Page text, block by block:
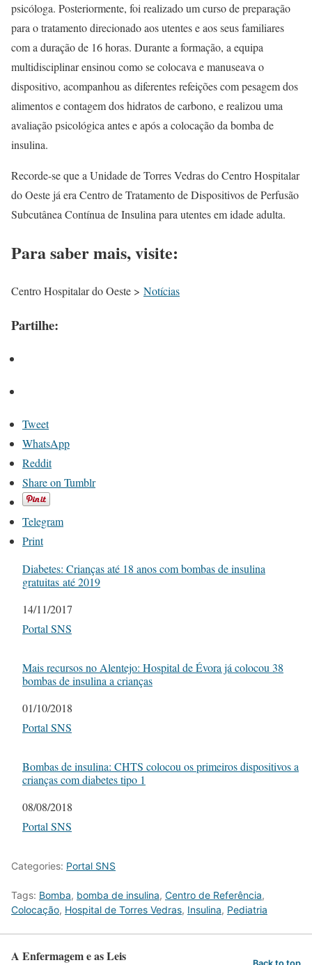
psicóloga. Posteriormente, foi realizado um curso de preparação
para o tratamento direcionado aos utentes e aos seus familiares
com a duração de 16 horas. Durante a formação, a equipa
multidisciplinar ensinou como se colocava e manuseava o
dispositivo, acompanhou as diferentes refeições com pesagem dos
alimentos e contagem dos hidratos de carbono, e realizou uma
avaliação psicológica antes e após a colocação da bomba de
insulina.
Recorde-se que a Unidade de Torres Vedras do Centro Hospitalar
do Oeste já era Centro de Tratamento de Dispositivos de Perfusão
Subcutânea Contínua de Insulina para utentes em idade adulta.
Para saber mais, visite:
Centro Hospitalar do Oeste > Notícias
Partilhe:
Tweet
WhatsApp
Reddit
Share on Tumblr
Telegram
Print
Diabetes: Crianças até 18 anos com bombas de insulina
gratuitas até 2019
Date
14/11/2017
In relation to
Portal SNS
Mais recursos no Alentejo: Hospital de Évora já colocou 38
bombas de insulina a crianças
Date
01/10/2018
In relation to
Portal SNS
Bombas de insulina: CHTS colocou os primeiros dispositivos a
crianças com diabetes tipo 1
Date
08/08/2018
In relation to
Portal SNS
Categories: Portal SNS
Tags: Bomba, bomba de insulina, Centro de Referência,
Colocação, Hospital de Torres Vedras, Insulina, Pediatria
A Enfermagem e as Leis